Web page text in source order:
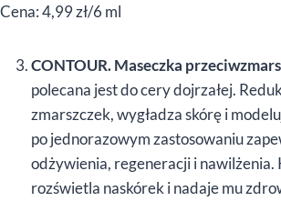
Cena: 4,99 zł/6 ml
CONTOUR. Maseczka
polecana jest do cery dojrzałej.
zmarszczek, wygładza skórę i
po jednorazowym zastosowaniu
odżywienia, regeneracji i nawilżenia.
rozświetla naskórek i nadaje mu